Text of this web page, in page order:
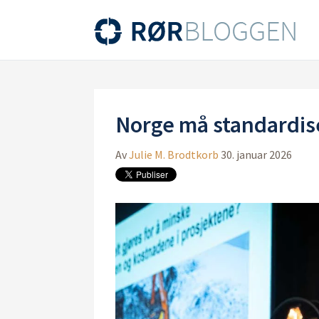
Norge må
AvJulie M. Brodtkorb 30. januar 2026